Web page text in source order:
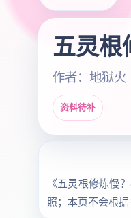
五灵根
作者：地狱火
资料待补
《五灵根修炼慢
照；本页不会根据